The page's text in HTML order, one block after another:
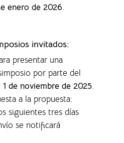
enero de 2026.
invitados:
presentar una
por parte del
1 de noviembre de 2025.
a la propuesta:
siguientes tres días
se notificará